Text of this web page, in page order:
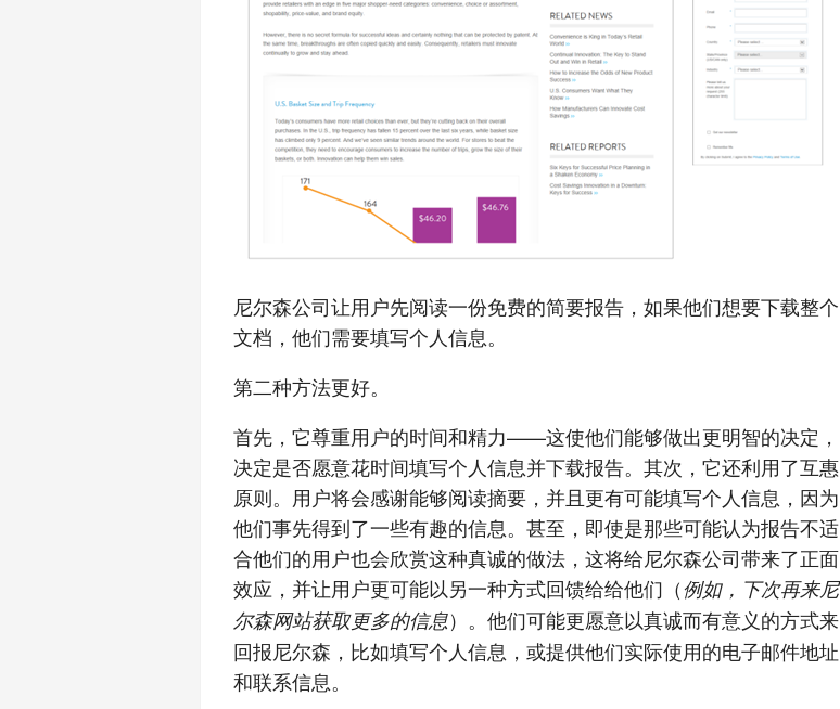
尼尔森公司让用户先阅读一份免费的简要报告，如果他们想要下载整个
文档，他们需要填写个人信息。
第二种方法更好。
首先，它尊重用户的时间和精力——这使他们能够做出更明智的决定，
决定是否愿意花时间填写个人信息并下载报告。其次，它还利用了互惠
原则。用户将会感谢能够阅读摘要，并且更有可能填写个人信息，因为
他们事先得到了一些有趣的信息。甚至，即使是那些可能认为报告不适
合他们的用户也会欣赏这种真诚的做法，这将给尼尔森公司带来了正面
效应，并让用户更可能以另一种方式回馈给给他们（例如，下次再来尼
尔森网站获取更多的信息）。他们可能更愿意以真诚而有意义的方式来
回报尼尔森，比如填写个人信息，或提供他们实际使用的电子邮件地址
和联系信息。